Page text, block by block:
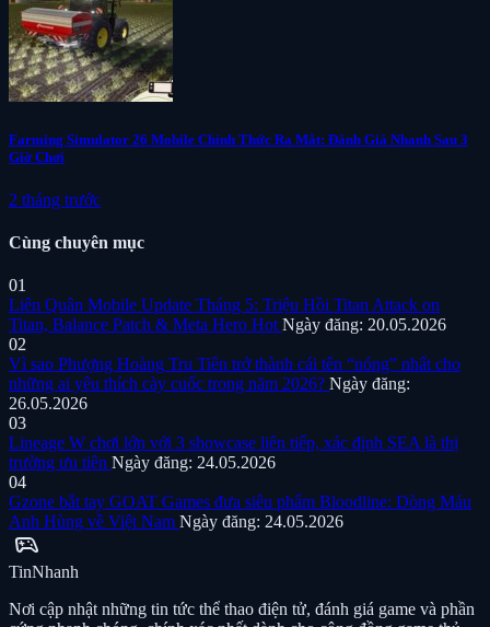
Farming Simulator 26 Mobile Chính Thức Ra Mắt: Đánh Giá Nhanh Sau 3
Giờ Chơi
2 tháng trước
Cùng chuyên mục
01
Liên Quân Mobile Update Tháng 5: Triệu Hồi Titan Attack on
Titan, Balance Patch & Meta Hero Hot Ngày đăng: 20.05.2026
02
Vì sao Phượng Hoàng Tru Tiên trở thành cái tên “nóng” nhất cho
những ai yêu thích cày cuốc trong năm 2026? Ngày đăng:
26.05.2026
03
Lineage W chơi lớn với 3 showcase liên tiếp, xác định SEA là thị
trường ưu tiên Ngày đăng: 24.05.2026
04
Gzone bắt tay GOAT Games đưa siêu phẩm Bloodline: Dòng Máu
Anh Hùng về Việt Nam Ngày đăng: 24.05.2026
sports_esports
TinNhanh
Nơi cập nhật những tin tức thể thao điện tử, đánh giá game và phần